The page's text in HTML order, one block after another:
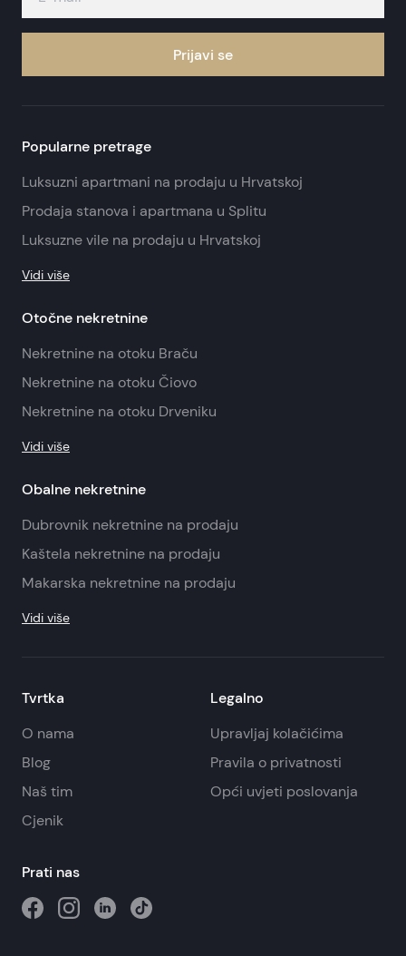
Prijavi se
Popularne pretrage
Luksuzni apartmani na prodaju u Hrvatskoj
Prodaja stanova i apartmana u Splitu
Luksuzne vile na prodaju u Hrvatskoj
Vidi više
Otočne nekretnine
Nekretnine na otoku Braču
Nekretnine na otoku Čiovo
Nekretnine na otoku Drveniku
Vidi više
Obalne nekretnine
Dubrovnik nekretnine na prodaju
Kaštela nekretnine na prodaju
Makarska nekretnine na prodaju
Vidi više
Tvrtka
O nama
Blog
Naš tim
Cjenik
Legalno
Upravljaj kolačićima
Pravila o privatnosti
Opći uvjeti poslovanja
Prati nas